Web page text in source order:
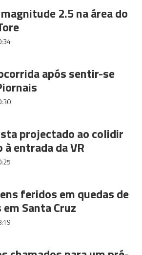
2.5 na área do
após sentir-se
projectado ao colidir
à entrada da VR
feridos em quedas de
Santa Cruz